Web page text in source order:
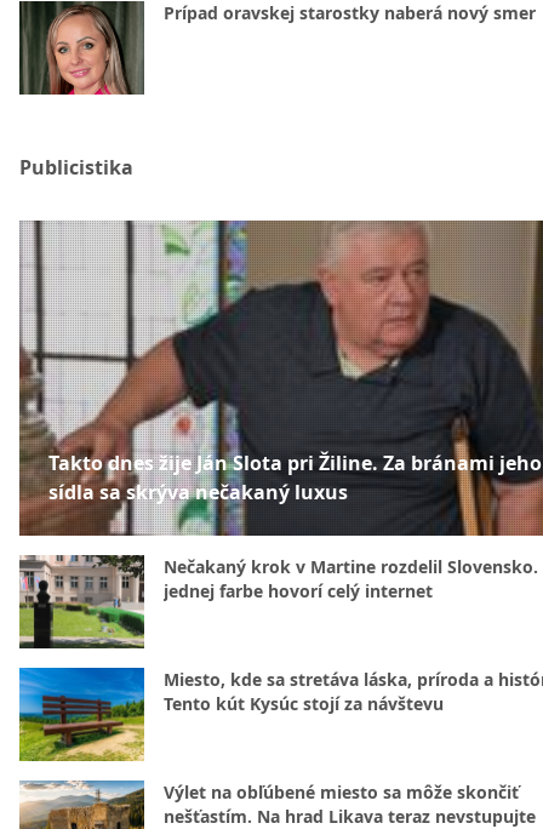
Prípad oravskej starostky naberá nový smer
Publicistika
Takto dnes žije Ján Slota pri Žiline. Za bránami jeho
sídla sa skrýva nečakaný luxus
Nečakaný krok v Martine rozdelil Slovensko.
jednej farbe hovorí celý internet
Miesto, kde sa stretáva láska, príroda a
Tento kút Kysúc stojí za návštevu
Výlet na obľúbené miesto sa môže skončiť
nešťastím. Na hrad Likava teraz nevstupujte